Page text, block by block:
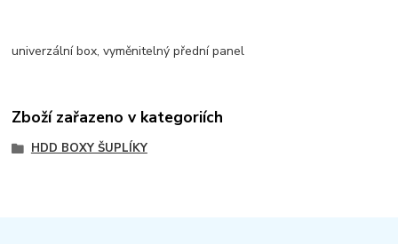
univerzální box, vyměnitelný přední panel
Zboží zařazeno v kategoriích
HDD BOXY ŠUPLÍKY